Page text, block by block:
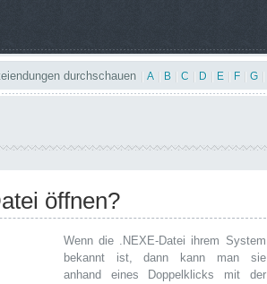
durchschauen A B C D E F G
öffnen?
Wenn die .NEXE-Datei ihrem System
bekannt ist, dann kann man sie
anhand eines Doppelklicks mit der